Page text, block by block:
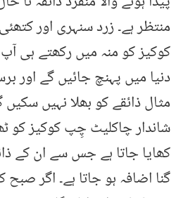
منتظر ہے۔ زرد سنہری اور
کوکیز کو منہ میں رکھتے ہی
دنیا میں پہنچ جائیں گے اور
مثال ذائقے کو بھلا نہیں
شاندار چاکلیٹ چِپ کوکیز کو
کھایا جاتا ہے جس سے ان کے
گنا اضافہ ہو جاتا ہے۔ اگر صبح